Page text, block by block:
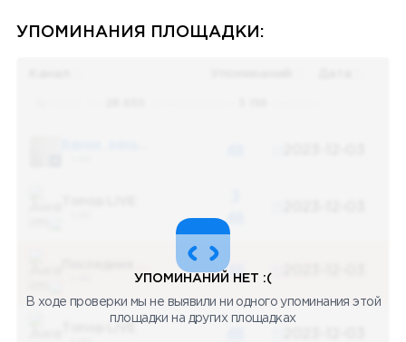
УПОМИНАНИЯ ПЛОЩАДКИ:
48
48
УПОМИНАНИЙ НЕТ :(
В ходе проверки мы не выявили ни одного упоминания этой
площадки на других площадках